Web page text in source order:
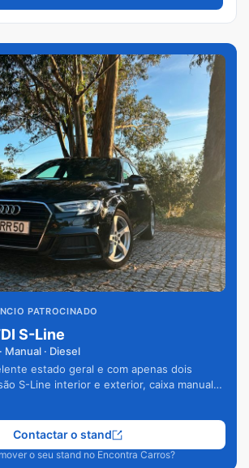
PATROCINADO
S-Line
Manual · Diesel
estado geral e com apenas dois
S-Line interior e exterior, caixa manual
o seu stand no Encontra Carros?
Contactar o stand